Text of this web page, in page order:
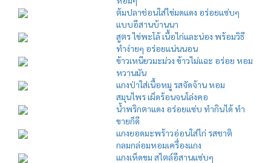
ต้มปลาช่อนใส่ไข่มดแดง อร่อยแซ่บๆ
แบบอีสานบ้านนา
สูตร ไข่พะโล้ เนื้อไก่และน่อง พร้อมวิธี
ทำง่ายๆ อร่อยแน่นนอน
ข้าวเหนียวมะม่วง ข้าวไม่แฉะ อร่อย หอม
หวานมัน
แกงป่าใส่เนื้อหมู รสจัดจ้าน หอม
สมุนไพร เผ็ดร้อนจนโล่งคอ
น้ำพริกตาแดง อร่อยแซ่บ ทำกินได้ ทำ
ขายก็ดี
แกงยอดมะพร้าวอ่อนใส่ไก่ รสชาติ
กลมกล่อมหอมเครื่องแกง
แกงเห็ดขม สไตล์อีสานแซ่บๆ